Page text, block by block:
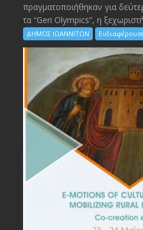
πραγματοποιήθηκαν για
τα “Geri Olympics”, η
ΔΗΜΟΣ ΙΩΑΝΝΙΤΩΝ